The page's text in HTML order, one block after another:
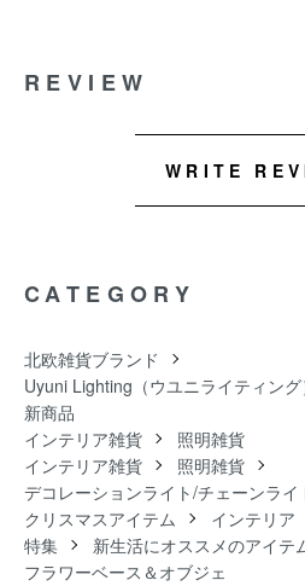
REVIEW
WRITE
CATEGORY
北欧雑貨ブランド
Uyuni Lighting（ウユニライティング
新商品
インテリア雑貨
照明雑貨
インテリア雑貨
照明雑貨
デコレーションライト/チェーンライ
クリスマスアイテム
インテリア
特集
新生活にオススメのアイテ
フラワーベース＆オブジェ